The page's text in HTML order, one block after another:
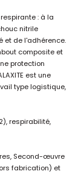
respirante : à la
nitrile
et de l'adhérence.
composite et
protection
est une
type logistique,
respirabilité,
Second-œuvre
fabrication) et